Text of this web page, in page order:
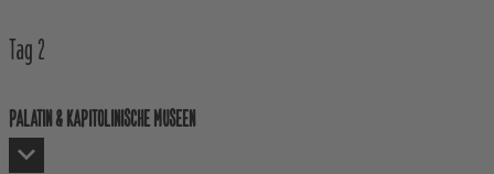
Tag 2
PALATIN & KAPITOLINISCHE MUSEEN